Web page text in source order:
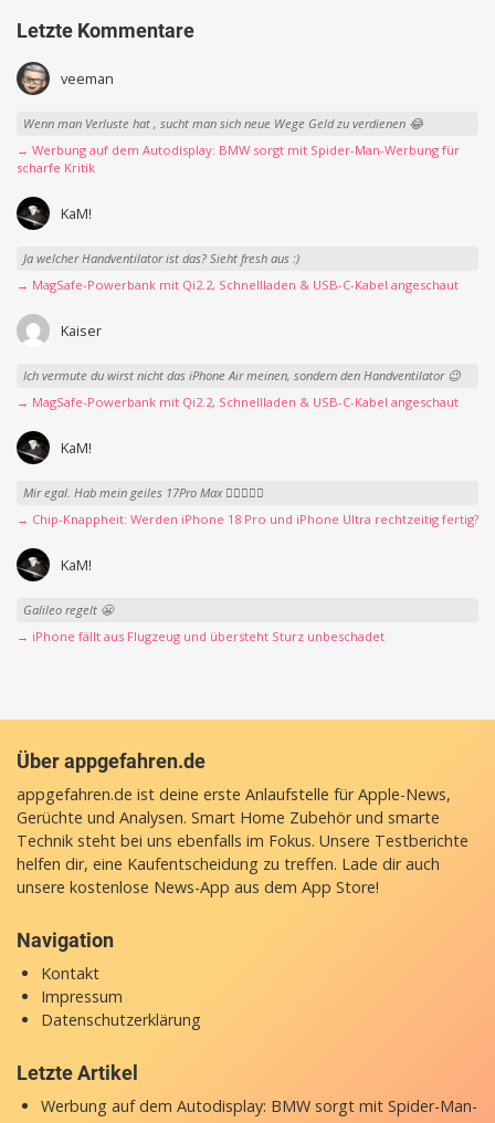
Letzte Kommentare
veeman
Wenn man Verluste hat , sucht man sich neue Wege Geld zu verdienen 😂
→ Werbung auf dem Autodisplay: BMW sorgt mit Spider-Man-Werbung für
scharfe Kritik
KaM!
Ja welcher Handventilator ist das? Sieht fresh aus :)
→ MagSafe-Powerbank mit Qi2.2, Schnellladen & USB-C-Kabel angeschaut
Kaiser
Ich vermute du wirst nicht das iPhone Air meinen, sondern den Handventilator 😉
→ MagSafe-Powerbank mit Qi2.2, Schnellladen & USB-C-Kabel angeschaut
KaM!
Mir egal. Hab mein geiles 17Pro Max 👍🏻👌🏻🥰
→ Chip-Knappheit: Werden iPhone 18 Pro und iPhone Ultra rechtzeitig fertig?
KaM!
Galileo regelt 😬
→ iPhone fällt aus Flugzeug und übersteht Sturz unbeschadet
Über appgefahren.de
appgefahren.de ist deine erste Anlaufstelle für Apple-News,
Gerüchte und Analysen. Smart Home Zubehör und smarte
Technik steht bei uns ebenfalls im Fokus. Unsere Testberichte
helfen dir, eine Kaufentscheidung zu treffen. Lade dir auch
unsere kostenlose News-App aus dem App Store!
Navigation
Kontakt
Impressum
Datenschutzerklärung
Letzte Artikel
Werbung auf dem Autodisplay: BMW sorgt mit Spider-Man-